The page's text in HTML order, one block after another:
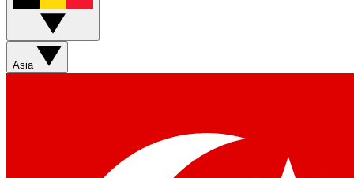
Asia